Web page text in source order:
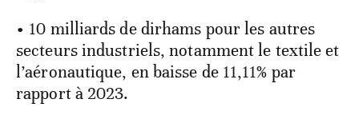
• 10 milliards de dirhams pour les autres
secteurs industriels, notamment le textile et
l’aéronautique, en baisse de 11,11% par
rapport à 2023.